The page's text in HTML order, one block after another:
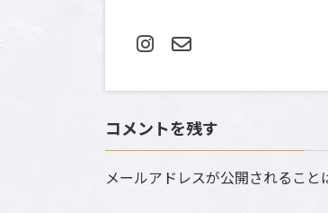
コメントを残す
メールアドレスが公開されること